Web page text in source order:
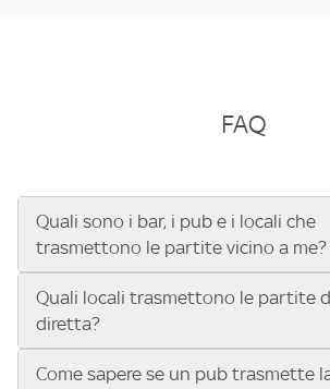
FAQ
Quali sono i bar, i pub e i locali che
trasmettono le partite vicino a me?
Se cerchi un bar, pub, ristorante o locale
vedere le partite di Serie A ENILIVE, la Serie
UEFA Champions League, la UEFA
Conference League, il Tennis, la Formula
Quali locali trasmettono le partite
diretta?
Vuoi sapere quali bar, pub o ristoranti
Come sapere se un pub trasmette